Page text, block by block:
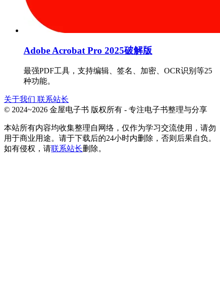
Adobe Acrobat Pro 2025破解版
最强PDF工具，支持编辑、签名、加密、OCR识别等25
种功能。
关于我们 联系站长
© 2024~2026 金屋电子书 版权所有 - 专注电子书整理与分享
本站所有内容均收集整理自网络，仅作为学习交流使用，请勿
用于商业用途。请于下载后的24小时内删除，否则后果自负。
如有侵权，请联系站长删除。